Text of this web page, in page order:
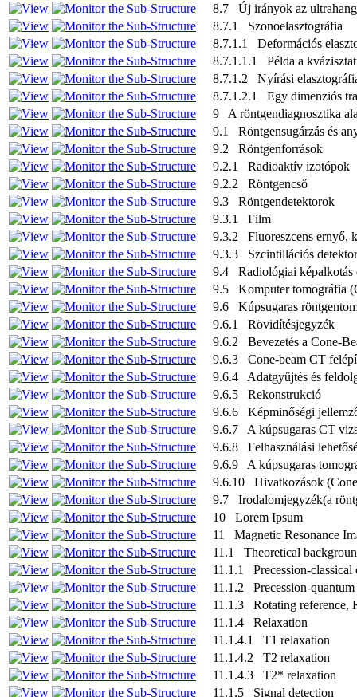
8.7 Új irányok az
8.7.1 Szonoelasztográfia
8.7.1.1 Deformációs
8.7.1.1.1 Példa a
8.7.1.2 Nyírási
8.7.1.2.1 Egy dimenziós
9 A röntgendiagnosztika
9.1 Röntgensugárzás és
9.2 Röntgenforrások
9.2.1 Radioaktív izotópok
9.2.2 Röntgencső
9.3 Röntgendetektorok
9.3.1 Film
9.3.2 Fluoreszcens ernyő,
9.3.3 Szcintillációs
9.4 Radiológiai képalkotás
9.5 Komputer tomográfia
9.6 Kúpsugaras
9.6.1 Rövidítésjegyzék
9.6.2 Bevezetés a Cone-
9.6.3 Cone-beam CT
9.6.4 Adatgyűjtés és
9.6.5 Rekonstrukció
9.6.6 Képminőségi
9.6.7 A kúpsugaras CT
9.6.8 Felhasználási
9.6.9 A kúpsugaras
9.6.10 Hivatkozások
9.7 Irodalomjegyzék(a
10 Lorem Ipsum
11 Magnetic Resonance
11.1 Theoretical
11.1.1 Precession-classical
11.1.2 Precession-
11.1.3 Rotating reference,
11.1.4 Relaxation
11.1.4.1 T1 relaxation
11.1.4.2 T2 relaxation
11.1.4.3 T2* relaxation
11.1.5 Signal detection